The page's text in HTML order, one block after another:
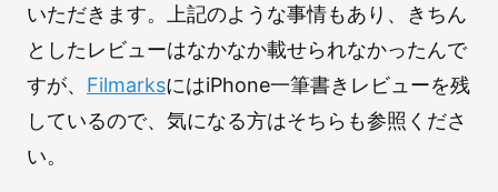
いただきます。上記のような事情もあり、きちん
としたレビューはなかなか載せられなかったんで
すが、 FilmarksにはiPhone一筆書きレビューを残
しているので、気になる方はそちらも参照くださ
い。